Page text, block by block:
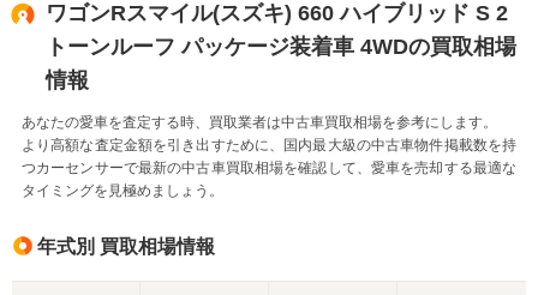
ワゴンRスマイル(スズキ) 660 ハイブリッド S 2
トーンルーフ パッケージ装着車 4WDの買取相場
情報
あなたの愛車を査定する時、買取業者は中古車買取相場を参考にします。
より高額な査定金額を引き出すために、国内最大級の中古車物件掲載数を持
つカーセンサーで最新の中古車買取相場を確認して、愛車を売却する最適な
タイミングを見極めましょう。
年式別 買取相場情報